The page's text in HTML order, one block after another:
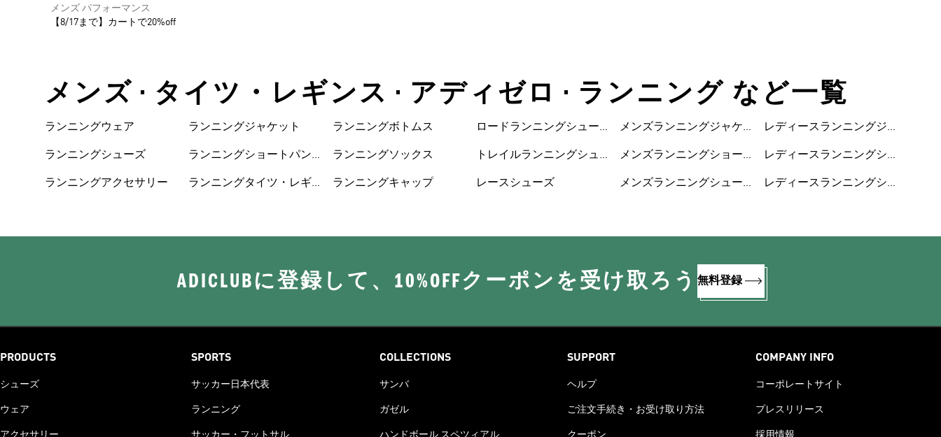
メンズ パフォーマンス
【8/17まで】カートで20%off
メンズ • タイツ・レギンス • アディゼロ • ランニング など一覧
ランニングウェア
ランニングシューズ
ランニングアクセサリー
ランニングジャケット
ランニングショートパン
ランニングタイツ・レギ
ランニングボトムス
ランニングソックス
ランニングキャップ
ロードランニングシュー
トレイルランニングシュ
レースシューズ
メンズランニングジャケ
メンズランニングショー
メンズランニングシュー
レディースランニングジ
レディースランニングシ
レディースランニングシ
ADICLUBに登録して、10%OFFクーポンを受け取ろう 無料登録
PRODUCTS
シューズ
ウェア
アクセサリー
SPORTS
サッカー日本代表
ランニング
サッカー・フットサル
COLLECTIONS
サンバ
ガゼル
ハンドボール スペツィアル
SUPPORT
ヘルプ
ご注文手続き・お受け取り方法
クーポン
COMPANY INFO
コーポレートサイト
プレスリリース
採用情報